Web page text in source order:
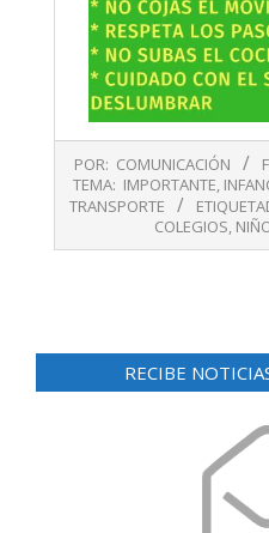
10-
01
POR: COMUNICACIÓN
TEMA: IMPORTANTE,
TRANSPORTE
COLEGIOS,
RECIBE